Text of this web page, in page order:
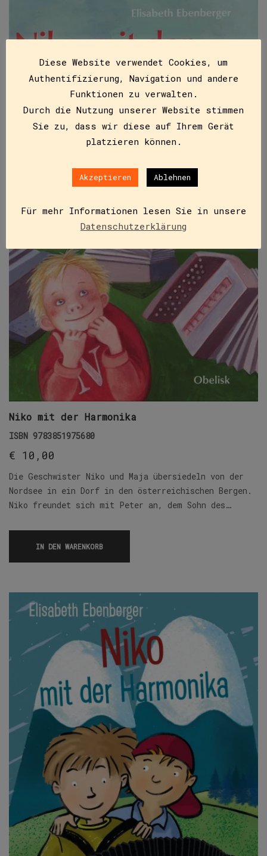
Niko mit der Harmonika
ISBN 9783851975680
€ 10,00
Die Geschwister Niko und Maja übersiedeln von der
Nordsee in ein Dorf in den österreichischen Bergen.
Niko freundet sich mit Peter an, dem Sohn des…
IN DEN WARENKORB
Diese Website verwendet Cookies, um
Authentifizierung, Navigation und andere
Funktionen zu verwalten.
Durch die Nutzung unserer Website stimmen
Sie zu, dass wir diese auf Ihrem Gerät
platzieren können.
Akzeptieren Ablehnen
Für mehr Informationen lesen Sie in unsere
Datenschutzerklärung